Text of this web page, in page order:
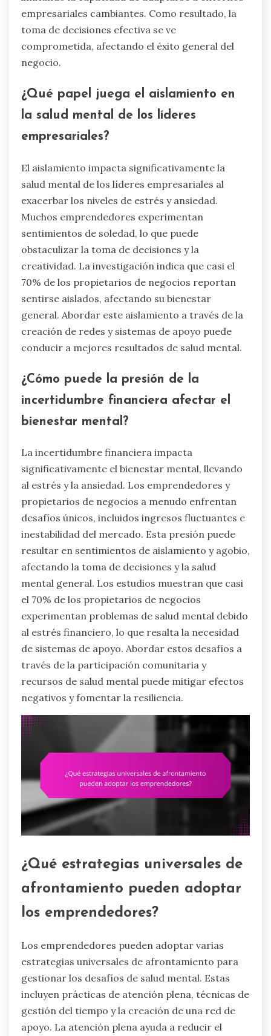
empresariales cambiantes. Como resultado, la
toma de decisiones efectiva se ve
comprometida, afectando el éxito general del
negocio.
¿Qué papel juega el aislamiento en
la salud mental de los líderes
empresariales?
El aislamiento impacta significativamente la
salud mental de los líderes empresariales al
exacerbar los niveles de estrés y ansiedad.
Muchos emprendedores experimentan
sentimientos de soledad, lo que puede
obstaculizar la toma de decisiones y la
creatividad. La investigación indica que casi el
70% de los propietarios de negocios reportan
sentirse aislados, afectando su bienestar
general. Abordar este aislamiento a través de la
creación de redes y sistemas de apoyo puede
conducir a mejores resultados de salud mental.
¿Cómo puede la presión de la
incertidumbre financiera afectar el
bienestar mental?
La incertidumbre financiera impacta
significativamente el bienestar mental, llevando
al estrés y la ansiedad. Los emprendedores y
propietarios de negocios a menudo enfrentan
desafíos únicos, incluidos ingresos fluctuantes e
inestabilidad del mercado. Esta presión puede
resultar en sentimientos de aislamiento y agobio,
afectando la toma de decisiones y la salud
mental general. Los estudios muestran que casi
el 70% de los propietarios de negocios
experimentan problemas de salud mental debido
al estrés financiero, lo que resalta la necesidad
de sistemas de apoyo. Abordar estos desafíos a
través de la participación comunitaria y
recursos de salud mental puede mitigar efectos
negativos y fomentar la resiliencia.
¿Qué estrategias universales de
afrontamiento pueden adoptar
los emprendedores?
Los emprendedores pueden adoptar varias
estrategias universales de afrontamiento para
gestionar los desafíos de salud mental. Estas
incluyen prácticas de atención plena, técnicas de
gestión del tiempo y la creación de una red de
apoyo. La atención plena ayuda a reducir el